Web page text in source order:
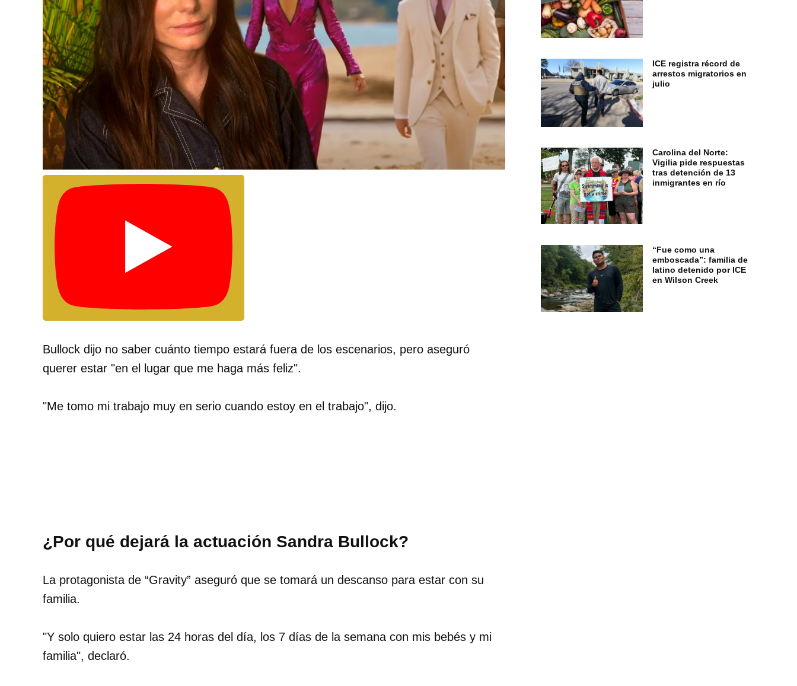
Bullock dijo no saber cuánto tiempo estará fuera de los escenarios, pero aseguró
querer estar "en el lugar que me haga más feliz".
"Me tomo mi trabajo muy en serio cuando estoy en el trabajo", dijo.
¿Por qué dejará la actuación Sandra Bullock?
La protagonista de “Gravity” aseguró que se tomará un descanso para estar con su
familia.
"Y solo quiero estar las 24 horas del día, los 7 días de la semana con mis bebés y mi
familia", declaró.
ICE registra récord de
arrestos migratorios en
julio
Carolina del Norte:
Vigilia pide respuestas
tras detención de 13
inmigrantes en río
“Fue como una
emboscada”: familia de
latino detenido por ICE
en Wilson Creek